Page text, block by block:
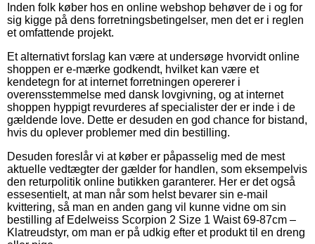
Inden folk køber hos en online webshop behøver de i og for
sig kigge på dens forretningsbetingelser, men det er i reglen
et omfattende projekt.
Et alternativt forslag kan være at undersøge hvorvidt online
shoppen er e-mærke godkendt, hvilket kan være et
kendetegn for at internet forretningen opererer i
overensstemmelse med dansk lovgivning, og at internet
shoppen hyppigt revurderes af specialister der er inde i de
gældende love. Dette er desuden en god chance for bistand,
hvis du oplever problemer med din bestilling.
Desuden foreslår vi at køber er påpasselig med de mest
aktuelle vedtægter der gælder for handlen, som eksempelvis
den returpolitik online butikken garanterer. Her er det også
essesentielt, at man når som helst bevarer sin e-mail
kvittering, så man en anden gang vil kunne vidne om sin
bestilling af Edelweiss Scorpion 2 Size 1 Waist 69-87cm –
Klatreudstyr, om man er på udkig efter et produkt til en dreng